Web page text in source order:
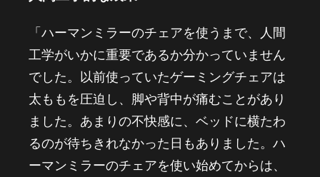
「ハーマンミラーのチェアを使うまで、人間
工学がいかに重要であるか分かっていません
でした。以前使っていたゲーミングチェアは
太ももを圧迫し、脚や背中が痛むことがあり
ました。あまりの不快感に、ベッドに横たわ
るのが待ちきれなかった日もありました。ハ
ーマンミラーのチェアを使い始めてからは、